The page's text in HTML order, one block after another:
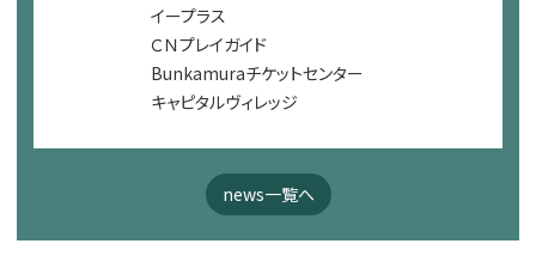
イープラス
ＣＮプレイガイド
Bunkamuraチケットセンター
キャピタルヴィレッジ
news一覧へ